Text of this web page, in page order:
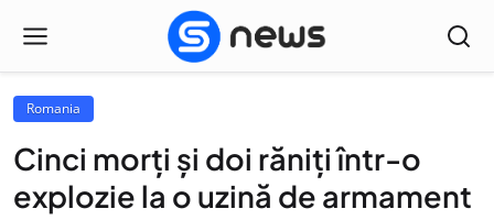
Romania
Cinci morți și doi răniți într-o
explozie la o uzină de armament